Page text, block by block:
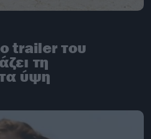
trailer του
τη
ύψη